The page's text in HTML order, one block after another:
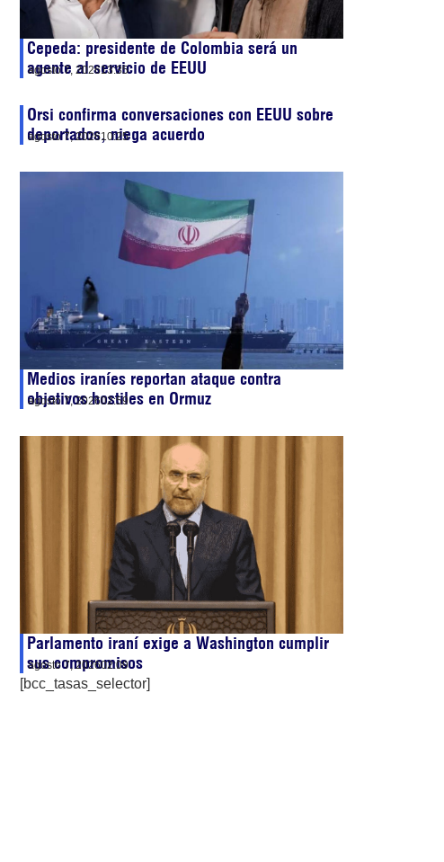
Cepeda: presidente de Colombia será un
agente al servicio de EEUU
agosto 7, 202613:35
Orsi confirma conversaciones con EEUU sobre
deportados, niega acuerdo
agosto 7, 202610:25
Medios iraníes reportan ataque contra
objetivos hostiles en Ormuz
agosto 7, 202602:59
Parlamento iraní exige a Washington cumplir
sus compromisos
agosto 7, 202602:09
[bcc_tasas_selector]